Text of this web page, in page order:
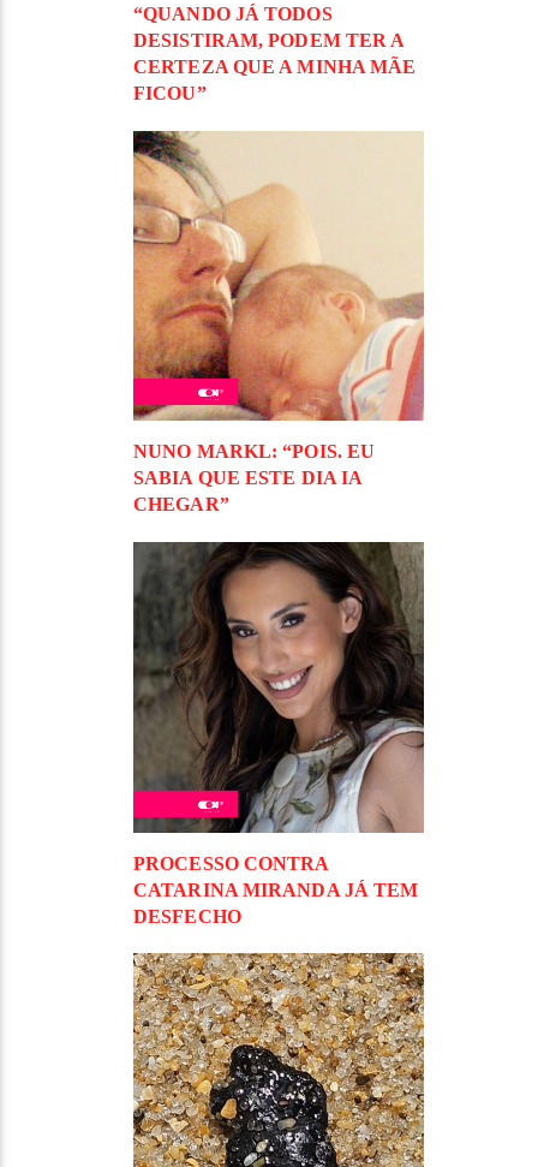
“QUANDO JÁ TODOS
DESISTIRAM, PODEM TER A
CERTEZA QUE A MINHA MÃE
FICOU”
NUNO MARKL: “POIS. EU
SABIA QUE ESTE DIA IA
CHEGAR”
PROCESSO CONTRA
CATARINA MIRANDA JÁ TEM
DESFECHO